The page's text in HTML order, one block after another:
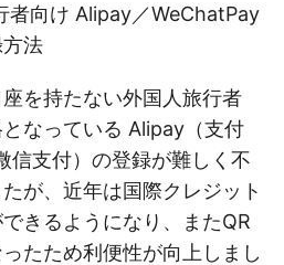
者向け Alipay／WeChatPay
法
を持たない外国人旅行者
なっている Alipay（支付
信支付）の登録が難しく不
が、近年は国際クレジット
きるようになり、またQR
たため利便性が向上しまし